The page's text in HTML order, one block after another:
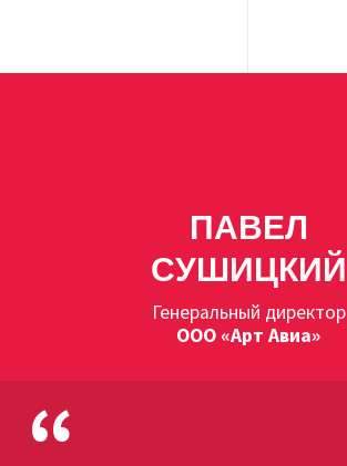
ПАВЕЛ
СУШИЦКИЙ
Генеральный директор
ООО «Арт Авиа»